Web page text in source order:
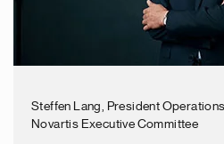
Steffen Lang, President
Novartis Executive Committee